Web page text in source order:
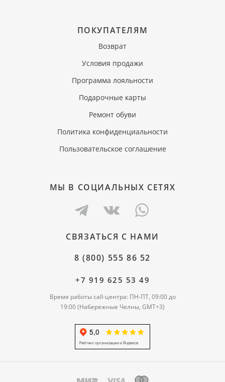
ПОКУПАТЕЛЯМ
Возврат
Условия продажи
Программа лояльности
Подарочные карты
Ремонт обуви
Политика конфиденциальности
Пользовательское соглашение
МЫ В СОЦИАЛЬНЫХ СЕТЯХ
СВЯЗАТЬСЯ С НАМИ
8 (800) 555 86 52
+7 919 625 53 49
Время работы call-центра: ПН-ПТ, 09:00 до
19:00 (Набережные Челны, GMT+3)